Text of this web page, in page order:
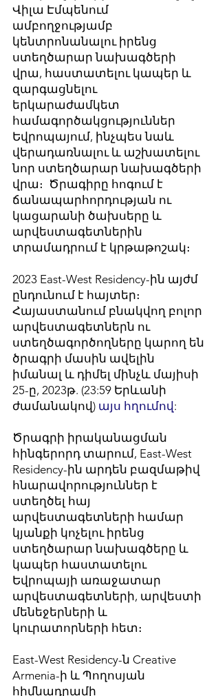
Վիլա Էմպենում
ամբողջությամբ
կենտրոնանալու իրենց
ստեղծարար նախագծերի
վրա, հաստատելու կապեր և
զարգացնելու
երկարաժամկետ
համագործակցություններ
Եվրոպայում, ինչպես նաև
վերադառնալու և աշխատելու
նոր ստեղծարար նախագծերի
վրա։ Ծրագիրը հոգում է
ճանապարհորդության ու
կացարանի ծախսերը և
արվեստագետներին
տրամադրում է կրթաթոշակ։
2023 East-West Residency-ին այժմ
ընդունում է հայտեր։
Հայաստանում բնակվող բոլոր
արվեստագետներն ու
ստեղծագործողները կարող են
ծրագրի մասին ավելին
իմանալ և դիմել մինչև մայիսի
25-ը, 2023թ. (23:59 Երևանի
ժամանակով) այս հղումով :
Ծրագրի իրականացման
հինգերորդ տարում, East-West
Residency-ին արդեն բազմաթիվ
հնարավորություններ է
ստեղծել հայ
արվեստագետների համար
կյանքի կոչելու իրենց
ստեղծարար նախագծերը և
կապեր հաստատելու
Եվրոպայի առաջատար
արվեստագետների, արվեստի
մենեջերների և
կուրատորների հետ։
East-West Residency-ն Creative
Armenia-ի և Պողոսյան
հիմնադրամի